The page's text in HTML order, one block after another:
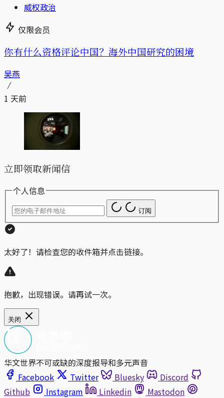
威权政治
仅限会员
你有什么资格评论中国？海外中国研究的困境
吴燕
1 天前
立即领取新闻信
个人信息
订阅
太好了！请检查您的收件箱并点击链接。
抱歉，出现错误。请再试一次。
关闭
华文世界不可或缺的深度报导和多元声音
Facebook
Twitter Bluesky
Discord
Github
Instagram Linkedin
Mastodon